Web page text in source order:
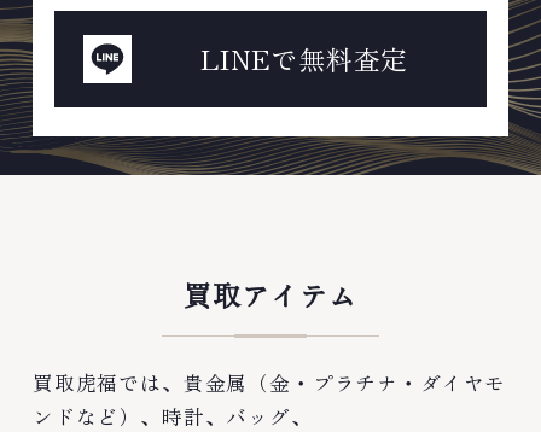
LINEで無料査定
買取アイテム
買取虎福では、貴金属（金・プラチナ・ダイヤモ
ンドなど）、時計、バッグ、